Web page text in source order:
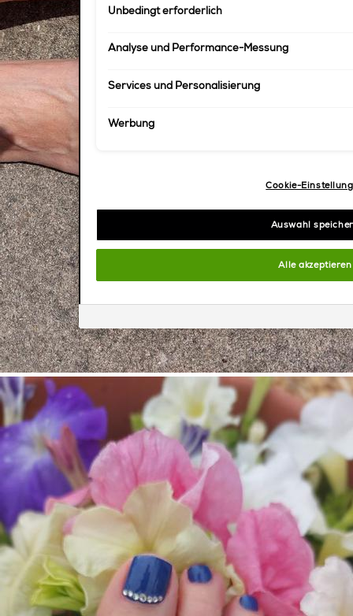
Cookies können direkt akzeptiert ("Alle
und speicherbar ("Auswahl speichern"). Die
"Cookie-Einstellungen" angepasst werden. Für
Unbedingt erforderlich
Analyse und Performance-Messung
Services und Personalisierung
Werbung
Cookie-
Auswahl
Alle akzeptieren